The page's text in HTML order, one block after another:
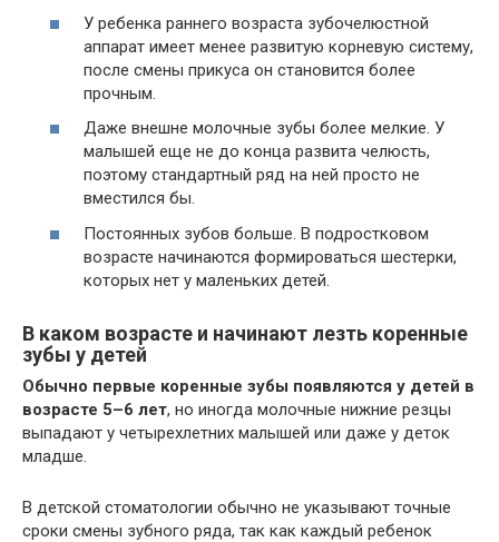
У ребенка раннего возраста зубочелюстной
аппарат имеет менее развитую корневую систему,
после смены прикуса он становится более
прочным.
Даже внешне молочные зубы более мелкие. У
малышей еще не до конца развита челюсть,
поэтому стандартный ряд на ней просто не
вместился бы.
Постоянных зубов больше. В подростковом
возрасте начинаются формироваться шестерки,
которых нет у маленьких детей.
В каком возрасте и начинают лезть коренные
зубы у детей
Обычно первые коренные зубы появляются у детей в
возрасте 5–6 лет, но иногда молочные нижние резцы
выпадают у четырехлетних малышей или даже у деток
младше.
В детской стоматологии обычно не указывают точные
сроки смены зубного ряда, так как каждый ребенок